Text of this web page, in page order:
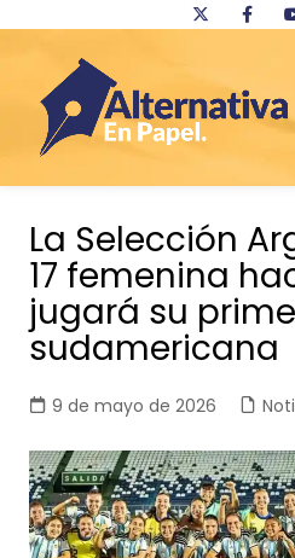
contenido
La Selección
17 femenina
jugará su
sudamericana
9 de mayo de 2026